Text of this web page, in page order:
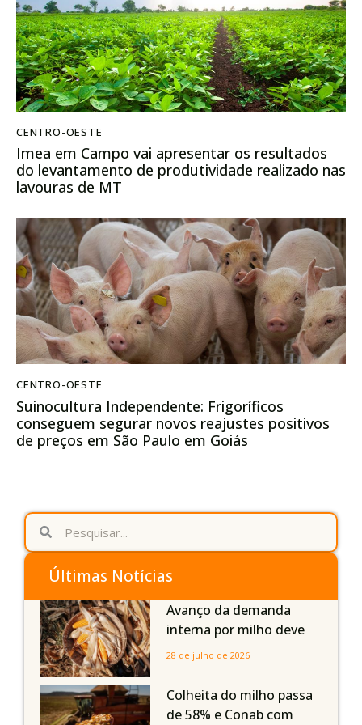
CENTRO-OESTE
Imea em Campo vai apresentar os resultados
do levantamento de produtividade realizado nas
lavouras de MT
CENTRO-OESTE
Suinocultura Independente: Frigoríficos
conseguem segurar novos reajustes positivos
de preços em São Paulo em Goiás
Últimas Notícias
Avanço da demanda
interna por milho deve
compensar aumento da
em Mato Grosso, aponta
Imea
28 de julho de 2026
Colheita do milho passa
de 58% e Conab com